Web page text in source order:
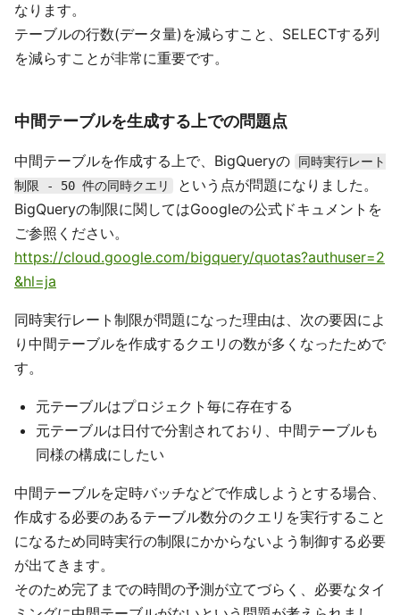
なります。
テーブルの行数(データ量)を減らすこと、SELECTする列
を減らすことが非常に重要です。
中間テーブルを生成する上での問題点
中間テーブルを作成する上で、BigQueryの
同時実行レート
制限 - 50 件の同時クエリ
という点が問題になりました。
BigQueryの制限に関してはGoogleの公式ドキュメントを
ご参照ください。
https://cloud.google.com/bigquery/quotas?authuser=2
&hl=ja
同時実行レート制限が問題になった理由は、次の要因によ
り中間テーブルを作成するクエリの数が多くなったためで
す。
元テーブルはプロジェクト毎に存在する
元テーブルは日付で分割されており、中間テーブルも
同様の構成にしたい
中間テーブルを定時バッチなどで作成しようとする場合、
作成する必要のあるテーブル数分のクエリを実行すること
になるため同時実行の制限にかからないよう制御する必要
が出てきます。
そのため完了までの時間の予測が立てづらく、必要なタイ